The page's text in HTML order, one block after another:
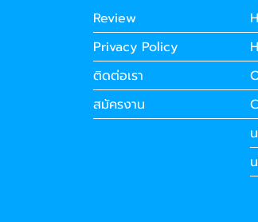
Review
Privacy Policy
ติดต่อเรา
สมัครงาน